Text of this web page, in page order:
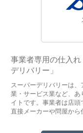
事業者専用の仕入
デリバリー」
スーパーデリバリーは
業・サービス業など、
イトです。事業者は店
直接メーカーや問屋から